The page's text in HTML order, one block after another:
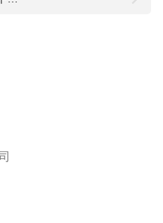
综合工资含每周上班6天，
，工作不满一年依工作月
二年以上1.5个月底；三年
放上月薪资，统一汇入银
竟争机制。